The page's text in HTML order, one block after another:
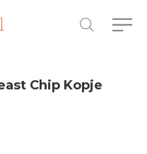
Chip Kopje